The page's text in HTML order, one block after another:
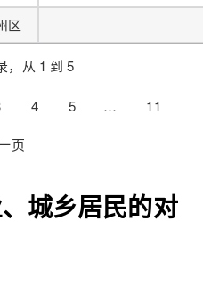
区
，从 1 到 5
4 5 … 11
页
城乡居民的对